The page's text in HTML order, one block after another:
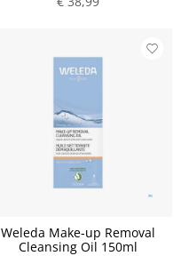
Weleda Make-up Removal
Cleansing Oil 150ml